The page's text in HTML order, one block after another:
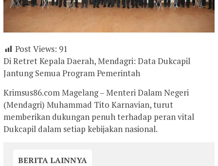
Post Views: 91
Di Retret Kepala Daerah, Mendagri: Data Dukcapil
Jantung Semua Program Pemerintah
Krimsus86.com Magelang – Menteri Dalam Negeri
(Mendagri) Muhammad Tito Karnavian, turut
memberikan dukungan penuh terhadap peran vital
Dukcapil dalam setiap kebijakan nasional.
BERITA LAINNYA